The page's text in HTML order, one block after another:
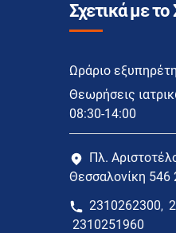
Σχετικά με το
Ωράριο
Θεωρήσεις
08:30-14:00
Πλ.
Θεσσαλονίκη 546
2310262300,
2310251960